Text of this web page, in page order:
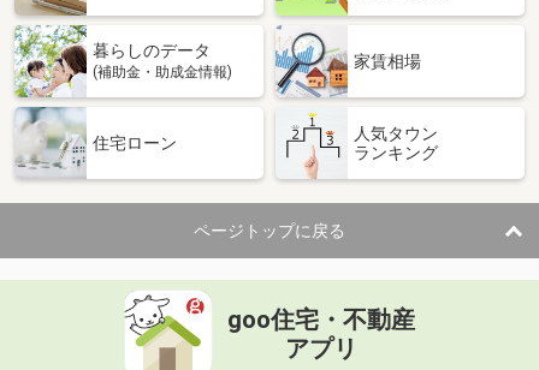
暮らしのデータ
(補助金・助成金情報)
家賃相場
住宅ローン
人気タウン
ランキング
ページトップに戻る
goo住宅・不動産
アプリ